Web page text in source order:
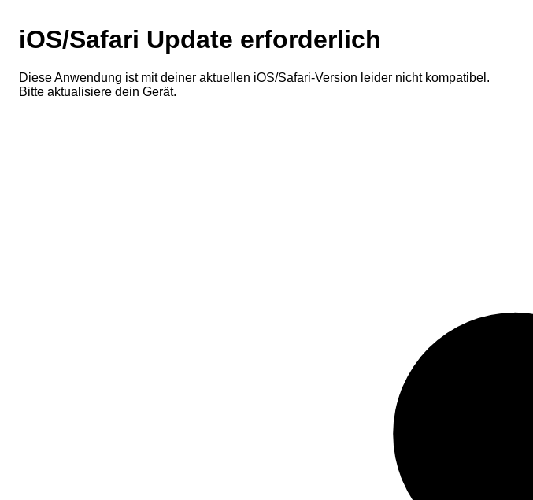
iOS/Safari Update erforderlich
Diese Anwendung ist mit deiner aktuellen iOS/Safari-Version leider nicht kompatibel.
Bitte aktualisiere dein Gerät.